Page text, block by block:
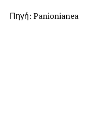
Πηγή: Panionianea